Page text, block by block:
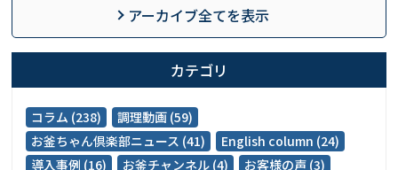
アーカイブ全てを表示
カテゴリ
コラム (238)
調理動画 (59)
お釜ちゃん倶楽部ニュース (41)
English column (24)
導入事例 (16)
お釜チャンネル (4)
お客様の声 (3)